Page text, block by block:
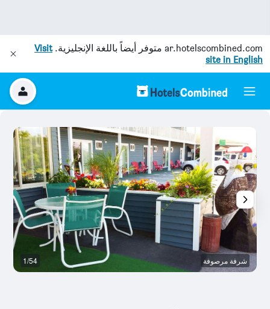
ar.hotelscombined.com متوفر أيضاً باللغة الإنجليزية.Visit
site in English
شرفة مرصوفة 1/54